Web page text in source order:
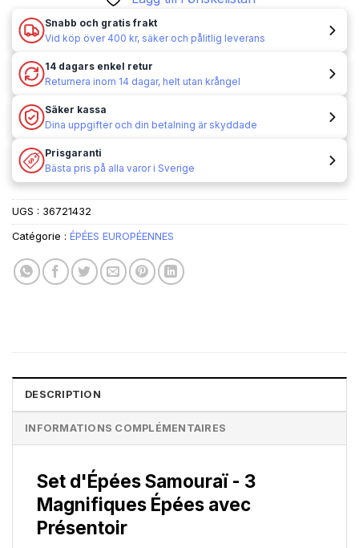
Snabb och gratis frakt
Vid köp över 400 kr, säker och pålitlig leverans
14 dagars enkel retur
Returnera inom 14 dagar, helt utan krångel
Säker kassa
Dina uppgifter och din betalning är skyddade
Prisgaranti
Bästa pris på alla varor i Sverige
UGS : 36721432
Catégorie : ÉPÉES EUROPÉENNES
DESCRIPTION
INFORMATIONS COMPLÉMENTAIRES
Set d'Épées Samouraï - 3
Magnifiques Épées avec
Présentoir